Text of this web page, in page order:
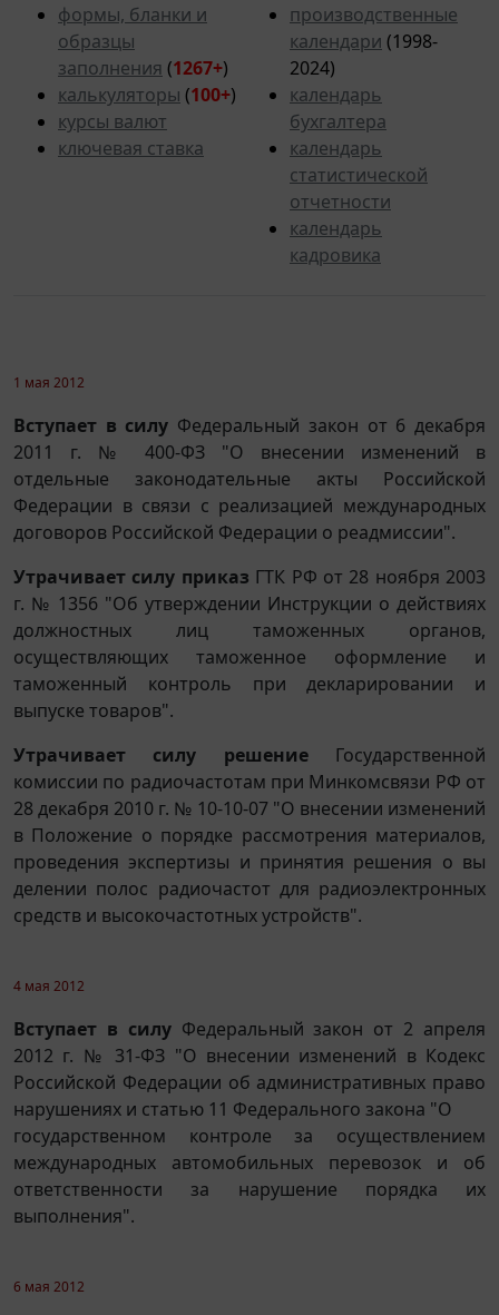
формы, бланки и
образцы
заполнения (1267+)
калькуляторы (100+)
курсы валют
ключевая ставка
производственные
календари (1998-
2024)
календарь
бухгалтера
календарь
статистической
отчетности
календарь
кадровика
1 мая 2012
Вступает в силу Федеральный закон от 6 декабря
2011 г. № 400-ФЗ "О внесении изменений в
отдельные законодательные акты Российской
Федерации в связи с реализацией международных
договоров Российской Федерации о реадмиссии".
Утрачивает силу приказ ГТК РФ от 28 ноября 2003
г. № 1356 "Об утверждении Инструкции о действиях
должностных лиц таможенных органов,
осуществляющих таможенное оформление и
таможенный контроль при декларировании и
выпуске товаров".
Утрачивает силу решениеГосударственной
комиссии по радиочастотам при Минкомсвязи РФ от
28 декабря 2010 г. № 10-10-07 "О внесении изменений
в Положение о порядке рассмотрения материалов,
проведения экспертизы и принятия решения о вы
делении полос радиочастот для радиоэлектронных
средств и высокочастотных устройств".
4 мая 2012
Вступает в силуФедеральный закон от 2 апреля
2012 г. № 31-ФЗ "О внесении изменений в Кодекс
Российской Федерации об административных право
нарушениях и статью 11 Федерального закона "О
государственном контроле за осуществлением
международных автомобильных перевозок и об
ответственности за нарушение порядка их
выполнения".
6 мая 2012